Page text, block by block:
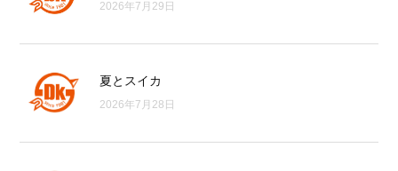
2026年7月29日
夏とスイカ
2026年7月28日